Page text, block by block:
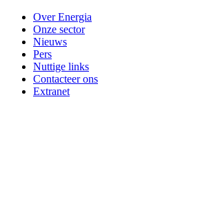
Over Energia
Onze sector
Nieuws
Pers
Nuttige links
Contacteer ons
Extranet